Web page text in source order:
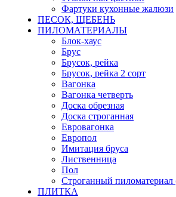
Фартуки кухонные жалюзи
ПЕСОК, ЩЕБЕНЬ
ПИЛОМАТЕРИАЛЫ
Блок-хаус
Брус
Брусок, рейка
Брусок, рейка 2 сорт
Вагонка
Вагонка четверть
Доска обрезная
Доска строганная
Евровагонка
Европол
Имитация бруса
Лиственница
Пол
Строганный
ПЛИТКА